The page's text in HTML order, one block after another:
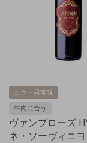
コク・果実味
牛肉に合う
ヴァンプローズ
ネ・ソーヴィニ